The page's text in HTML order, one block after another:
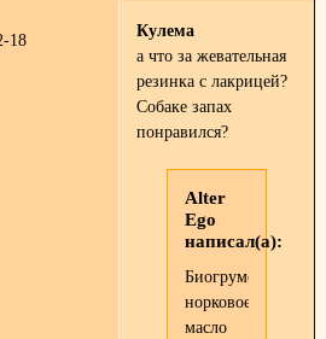
18
Кулема
а что за жевательная
резинка с лакрицей?
Собаке запах
понравился?
Alter
Ego
написал(а):
Биогрумовское
норковое
масло